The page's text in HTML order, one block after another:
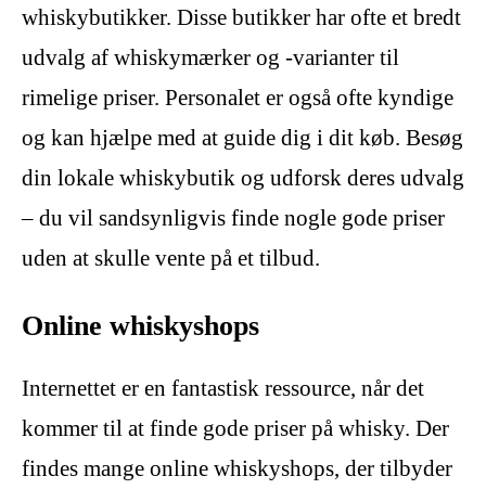
whiskybutikker. Disse butikker har ofte et bredt
udvalg af whiskymærker og -varianter til
rimelige priser. Personalet er også ofte kyndige
og kan hjælpe med at guide dig i dit køb. Besøg
din lokale whiskybutik og udforsk deres udvalg
– du vil sandsynligvis finde nogle gode priser
uden at skulle vente på et tilbud.
Online whiskyshops
Internettet er en fantastisk ressource, når det
kommer til at finde gode priser på whisky. Der
findes mange online whiskyshops, der tilbyder